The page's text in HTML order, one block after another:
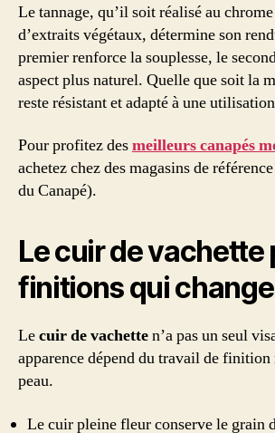
Le tannage, qu’il soit réalisé au
d’extraits végétaux, détermine son
premier renforce la souplesse, le
aspect plus naturel. Quelle que soit la
reste résistant et adapté à une
Pour profitez desmeilleurs canapés
achetez chez des magasins de
du Canapé).
Le cuir de vachette
finitions qui
Lecuir de vachetten’a pas un seul
apparence dépend du travail de finition
peau.
Le cuir pleine fleur conserve le grain